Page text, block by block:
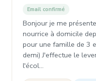
Email confirmé
Bonjour je me
nourrice à domicile
pour une famille de 3
demi) J'effectue le
l'écol…